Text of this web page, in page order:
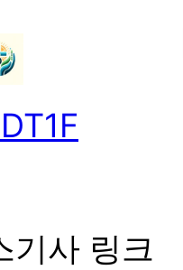
기사 링크